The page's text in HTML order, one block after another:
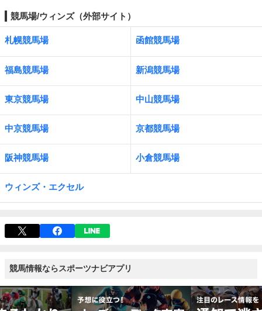
競馬場/ウィンズ（外部サイト）
札幌競馬場 函館競馬場
福島競馬場 新潟競馬場
東京競馬場 中山競馬場
中京競馬場 京都競馬場
阪神競馬場 小倉競馬場
ウィンズ・エクセル
競馬情報ならスポーツナビアプリ